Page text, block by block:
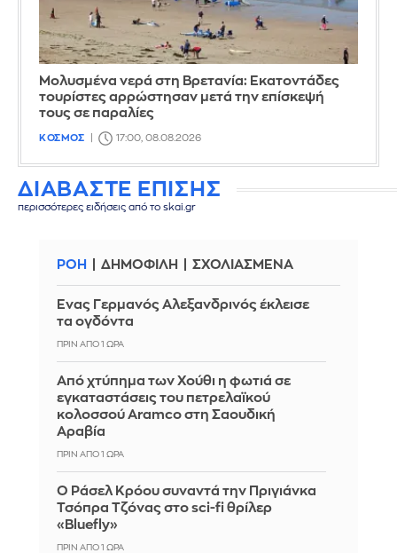
Μολυσμένα νερά στη Βρετανία: Εκατοντάδες
τουρίστες αρρώστησαν μετά την επίσκεψή
τους σε παραλίες
ΚΟΣΜΟΣ 17:00, 08.08.2026
ΔΙΑΒΑΣΤΕ ΕΠΙΣΗΣ
περισσότερες ειδήσεις από το skai.gr
ΡΟΗ ΔΗΜΟΦΙΛΗ ΣΧΟΛΙΑΣΜΕΝΑ
Ένας Γερμανός Αλεξανδρινός έκλεισε
τα ογδόντα
ΠΡΙΝ ΑΠΌ 1 ΏΡΑ
Από χτύπημα των Χούθι η φωτιά σε
εγκαταστάσεις του πετρελαϊκού
κολοσσού Aramco στη Σαουδική
Αραβία
ΠΡΙΝ ΑΠΌ 1 ΏΡΑ
Ο Ράσελ Κρόου συναντά την Πριγιάνκα
Τσόπρα Τζόνας στο sci-fi θρίλερ
«Bluefly»
ΠΡΙΝ ΑΠΌ 1 ΏΡΑ